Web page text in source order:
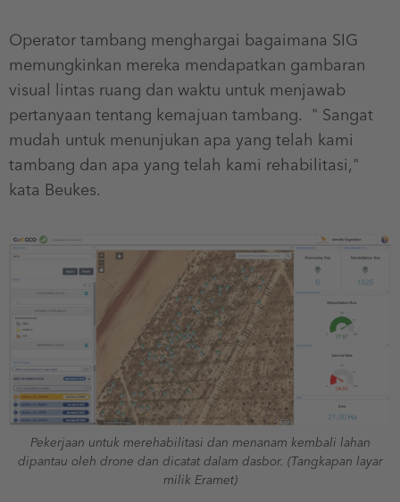
Operator tambang menghargai bagaimana SIG
memungkinkan mereka mendapatkan gambaran
visual lintas ruang dan waktu untuk menjawab
pertanyaan tentang kemajuan tambang. " Sangat
mudah untuk menunjukan apa yang telah kami
tambang dan apa yang telah kami rehabilitasi,"
kata Beukes.
Pekerjaan untuk merehabilitasi dan menanam kembali lahan
dipantau oleh drone dan dicatat dalam dasbor. (Tangkapan layar
milik Eramet)